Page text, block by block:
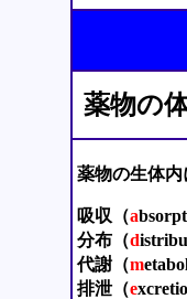
薬物の
薬物の生体内
吸収（a
分布（d
代謝（m
排泄（e